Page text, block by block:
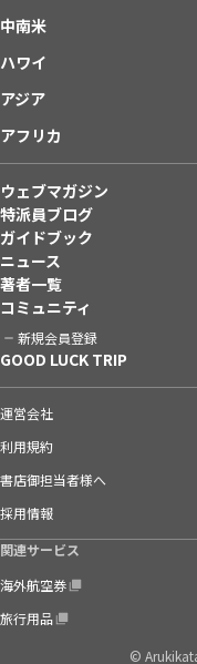
中南米
ハワイ
アジア
アフリカ
ウェブマガジン
特派員ブログ
ガイドブック
ニュース
著者一覧
コミュニティ
新規会員登録
GOOD LUCK TRIP
運営会社
利用規約
書店御担当者様へ
採用情報
関連サービス
海外航空券
旅行用品
©